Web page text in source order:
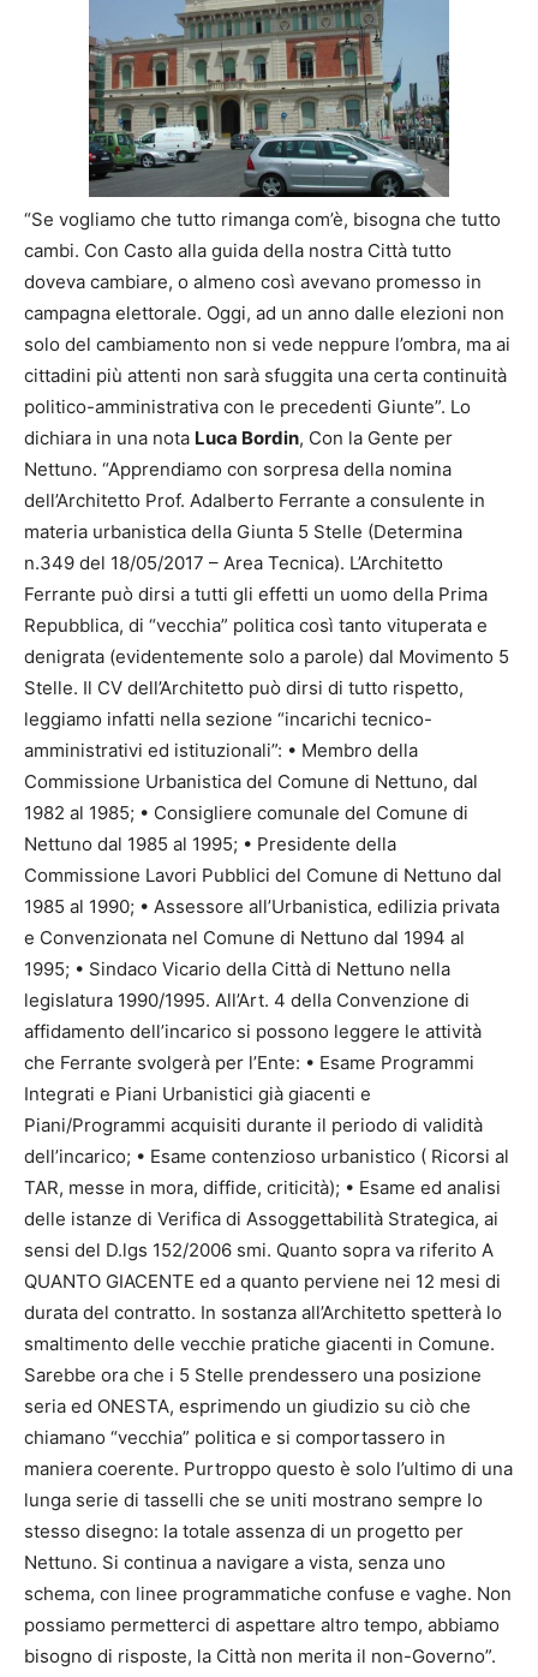
“Se vogliamo che tutto rimanga com’è, bisogna che tutto
cambi. Con Casto alla guida della nostra Città tutto
doveva cambiare, o almeno così avevano promesso in
campagna elettorale. Oggi, ad un anno dalle elezioni non
solo del cambiamento non si vede neppure l’ombra, ma ai
cittadini più attenti non sarà sfuggita una certa continuità
politico-amministrativa con le precedenti Giunte”. Lo
dichiara in una nota Luca Bordin, Con la Gente per
Nettuno. “Apprendiamo con sorpresa della nomina
dell’Architetto Prof. Adalberto Ferrante a consulente in
materia urbanistica della Giunta 5 Stelle (Determina
n.349 del 18/05/2017 – Area Tecnica). L’Architetto
Ferrante può dirsi a tutti gli effetti un uomo della Prima
Repubblica, di “vecchia” politica così tanto vituperata e
denigrata (evidentemente solo a parole) dal Movimento 5
Stelle. Il CV dell’Architetto può dirsi di tutto rispetto,
leggiamo infatti nella sezione “incarichi tecnico-
amministrativi ed istituzionali”: • Membro della
Commissione Urbanistica del Comune di Nettuno, dal
1982 al 1985; • Consigliere comunale del Comune di
Nettuno dal 1985 al 1995; • Presidente della
Commissione Lavori Pubblici del Comune di Nettuno dal
1985 al 1990; • Assessore all’Urbanistica, edilizia privata
e Convenzionata nel Comune di Nettuno dal 1994 al
1995; • Sindaco Vicario della Città di Nettuno nella
legislatura 1990/1995. All’Art. 4 della Convenzione di
affidamento dell’incarico si possono leggere le attività
che Ferrante svolgerà per l’Ente: • Esame Programmi
Integrati e Piani Urbanistici già giacenti e
Piani/Programmi acquisiti durante il periodo di validità
dell’incarico; • Esame contenzioso urbanistico ( Ricorsi al
TAR, messe in mora, diffide, criticità); • Esame ed analisi
delle istanze di Verifica di Assoggettabilità Strategica, ai
sensi del D.lgs 152/2006 smi. Quanto sopra va riferito A
QUANTO GIACENTE ed a quanto perviene nei 12 mesi di
durata del contratto. In sostanza all’Architetto spetterà lo
smaltimento delle vecchie pratiche giacenti in Comune.
Sarebbe ora che i 5 Stelle prendessero una posizione
seria ed ONESTA, esprimendo un giudizio su ciò che
chiamano “vecchia” politica e si comportassero in
maniera coerente. Purtroppo questo è solo l’ultimo di una
lunga serie di tasselli che se uniti mostrano sempre lo
stesso disegno: la totale assenza di un progetto per
Nettuno. Si continua a navigare a vista, senza uno
schema, con linee programmatiche confuse e vaghe. Non
possiamo permetterci di aspettare altro tempo, abbiamo
bisogno di risposte, la Città non merita il non-Governo”.